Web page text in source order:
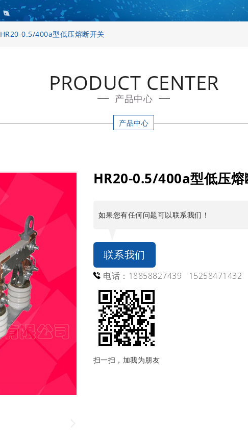
HR20-0.5/400a型低压熔断开关
PRODUCT CENTER
产品中心
产品中心
HR20-0.5/400a型低压熔
如果您有任何问题可以联系我们！
联系我们
电话：18858827439 15258471432
扫一扫，加我为朋友